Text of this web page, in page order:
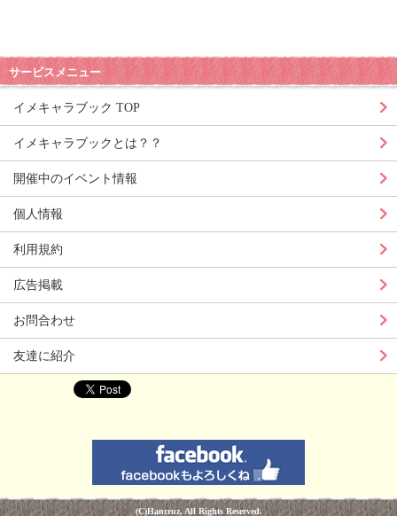
サービスメニュー
イメキャラブック TOP
イメキャラブックとは？？
開催中のイベント情報
個人情報
利用規約
広告掲載
お問合わせ
友達に紹介
(C)Hancruz. All Rights Reserved.